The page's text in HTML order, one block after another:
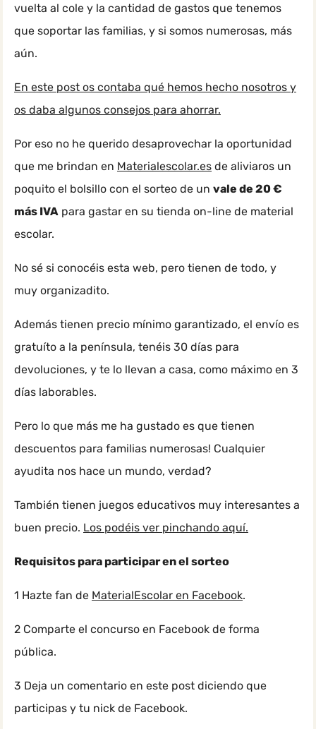
vuelta al cole y la cantidad de gastos que tenemos
que soportar las familias, y si somos numerosas, más
aún.
En este post os contaba qué hemos hecho nosotros y
os daba algunos consejos para ahorrar.
Por eso no he querido desaprovechar la oportunidad
que me brindan en Materialescolar.es de aliviaros un
poquito el bolsillo con el sorteo de un vale de 20 €
más IVA para gastar en su tienda on-line de material
escolar.
No sé si conocéis esta web, pero tienen de todo, y
muy organizadito.
Además tienen precio mínimo garantizado, el envío es
gratuíto a la península, tenéis 30 días para
devoluciones, y te lo llevan a casa, como máximo en 3
días laborables.
Pero lo que más me ha gustado es que tienen
descuentos para familias numerosas! Cualquier
ayudita nos hace un mundo, verdad?
También tienen juegos educativos muy interesantes a
buen precio. Los podéis ver pinchando aquí.
Requisitos para participar en el sorteo
1 Hazte fan de MaterialEscolar en Facebook.
2 Comparte el concurso en Facebook de forma
pública.
3 Deja un comentario en este post diciendo que
participas y tu nick de Facebook.